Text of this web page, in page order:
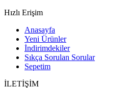
Hızlı Erişim
Anasayfa
Yeni Ürünler
İndirimdekiler
Sıkça Sorulan Sorular
Sepetim
İLETİŞİM